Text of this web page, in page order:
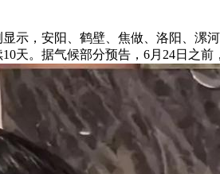
，安阳、鹤壁、焦做、洛阳、漯
天。据气候部分预告，6月24日之